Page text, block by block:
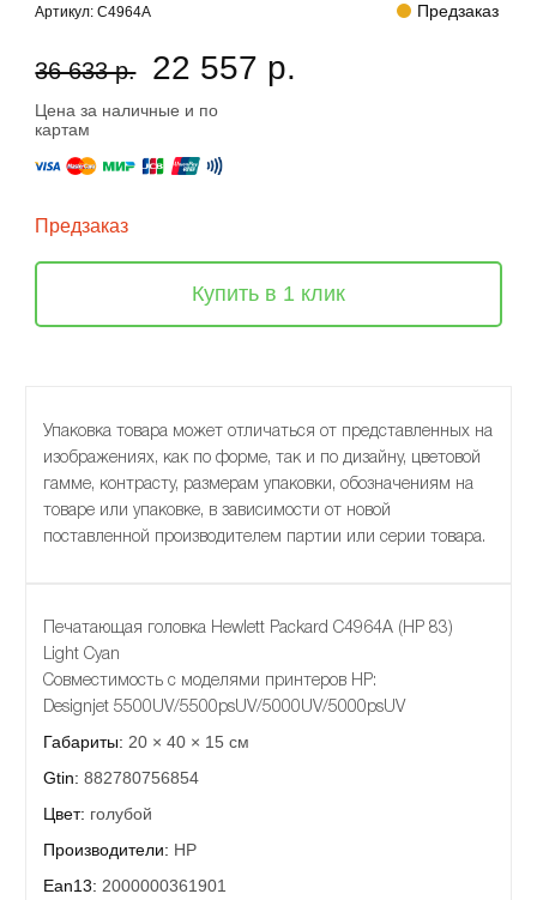
Артикул:C4964A Предзаказ
36 633 р. 22 557 р.
Цена за наличные и по
картам
Предзаказ
Купить в 1 клик
Упаковка товара может отличаться от представленных на
изображениях, как по форме, так и по дизайну, цветовой
гамме, контрасту, размерам упаковки, обозначениям на
товаре или упаковке, в зависимости от новой
поставленной производителем партии или серии товара.
Печатающая головка Hewlett Packard C4964A (HP 83)
Light Cyan
Совместимость с моделями принтеров HP:
Designjet 5500UV/5500psUV/5000UV/5000psUV
Габариты: 20 × 40 × 15 см
Gtin: 882780756854
Цвет: голубой
Производители: HP
Ean13: 2000000361901